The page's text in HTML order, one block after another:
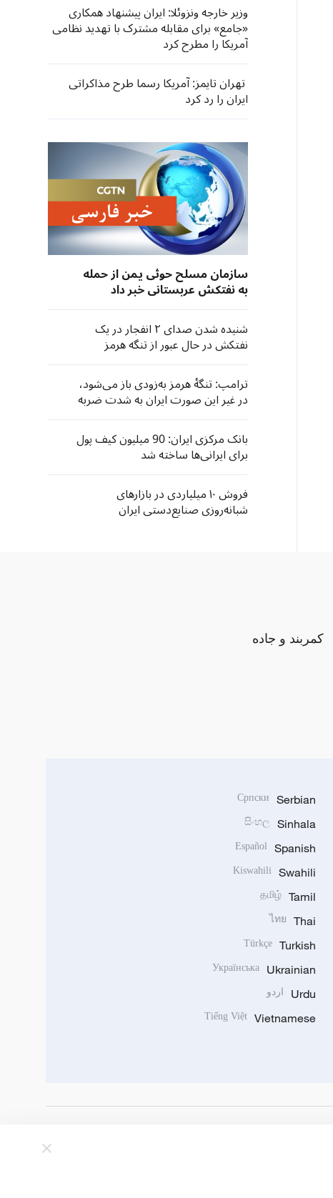
وزیر خارجه ونزوئلا: ایران پیشنهاد همکاری
«جامع» برای مقابله مشترک با تهدید نظامی
آمریکا را مطرح کرد
تهران تایمز: آمریکا رسما طرح مذاکراتی
ایران را رد کرد
سازمان مسلح حوثی یمن از حمله
به نفتکش عربستانی خبر داد
شنیده شدن صدای ۲ انفجار در یک
نفتکش در حال عبور از تنگه هرمز
ترامپ: تنگهٔ هرمز به‌زودی باز می‌شود،
در غیر این صورت ایران به شدت ضربه
خواهد خورد
بانک مرکزی ایران: 90 میلیون کیف پول
برای ایرانی‌ها ساخته شد
فروش ۱۰ میلیاردی در بازارهای
شبانه‌روزی صنایع‌دستی ایران
کمربند و جاده
Serbian
Српски
Sinhala
සිංහල
Spanish
Español
Swahili
Kiswahili
Tamil
தமிழ்
Thai
ไทย
Turkish
Türkçe
Ukrainian
Українська
Urdu اردو
Vietnamese
Tiếng Việt